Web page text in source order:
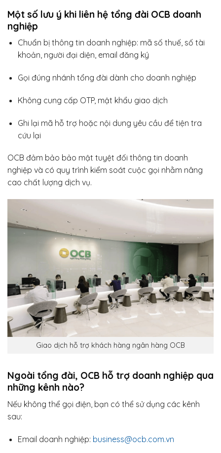
Một số lưu ý khi liên hệ tổng đài OCB doanh
nghiệp
Chuẩn bị thông tin doanh nghiệp: mã số thuế, số tài
khoản, người đại diện, email đăng ký
Gọi đúng nhánh tổng đài dành cho doanh nghiệp
Không cung cấp OTP, mật khẩu giao dịch
Ghi lại mã hỗ trợ hoặc nội dung yêu cầu để tiện tra
cứu lại
OCB đảm bảo bảo mật tuyệt đối thông tin doanh
nghiệp và có quy trình kiểm soát cuộc gọi nhằm nâng
cao chất lượng dịch vụ.
Giao dịch hỗ trợ khách hàng ngân hàng OCB
Ngoài tổng đài, OCB hỗ trợ doanh nghiệp qua
những kênh nào?
Nếu không thể gọi điện, bạn có thể sử dụng các kênh
sau:
Email doanh nghiệp: business@ocb.com.vn